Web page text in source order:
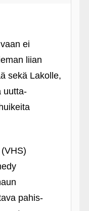
ei
liian
sekä Lakolle,
uutta-
pahis-